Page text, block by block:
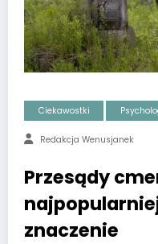
Ciekawostki
Redakcja Wenusjanek
Przesądy
znaczenie